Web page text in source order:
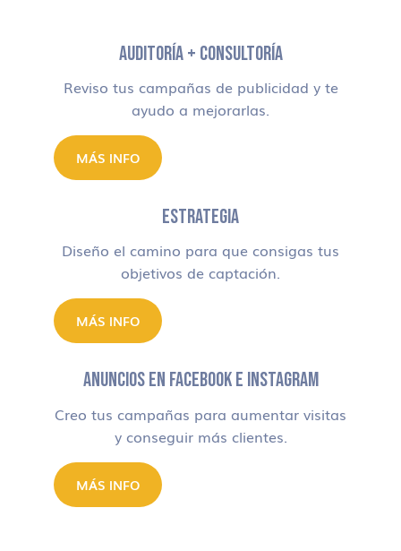
AUDITORÍA + CONSULTORÍA
Reviso tus campañas de publicidad y te
ayudo a mejorarlas.
MÁS INFO
ESTRATEGIA
Diseño el camino para que consigas tus
objetivos de captación.
MÁS INFO
ANUNCIOS EN FACEBOOK E INSTAGRAM
Creo tus campañas para aumentar visitas
y conseguir más clientes.
MÁS INFO